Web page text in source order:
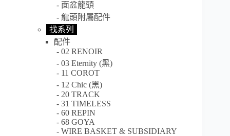
面盆龍頭
龍頭附屬配件
找系列
配件
02 RENOIR
03 Eternity (黑)
11 COROT
12 Chic (黑)
20 TRACK
31 TIMELESS
60 REPIN
68 GOYA
WIRE BASKET & SUBSIDIARY